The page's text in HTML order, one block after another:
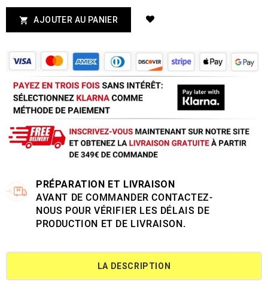
 AJOUTER AU PANIER
PRÉPARATION ET LIVRAISON
AVANT DE COMMANDER CONTACTEZ-
NOUS POUR VÉRIFIER LES DÉLAIS DE
PRODUCTION ET DE LIVRAISON.
LA DESCRIPTION